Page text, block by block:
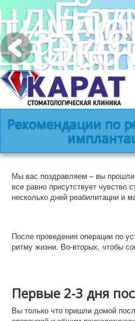
на
ТОМСК И
8(3822)570474
ОБРАТНАЯ СВЯЗЬ
Оставить отзыв
Услуги
Рекомендации по
Мы вас поздравляем – вы прошли
все равно присутствует
несколько дней реабилитации и
После проведения операции по
ритму жизни. Во-вторых, чтобы
Первые 2-3 дня
Вы только что пришли домой